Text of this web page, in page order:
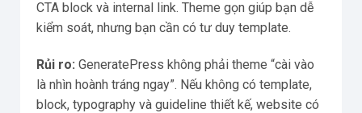
CTA block và internal link. Theme gọn giúp bạn dễ
kiểm soát, nhưng bạn cần có tư duy template.
Rủi ro: GeneratePress không phải theme “cài vào
là nhìn hoành tráng ngay”. Nếu không có template,
block, typography và guideline thiết kế, website có